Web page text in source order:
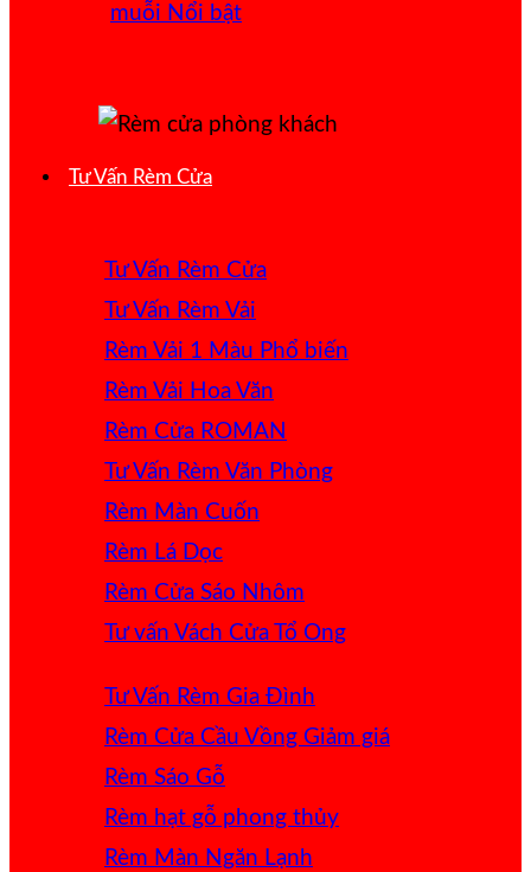
muỗi
Tư Vấn Rèm Cửa
Tư Vấn Rèm Cửa
Tư Vấn Rèm Vải
Rèm Vải 1 Màu
Rèm Vải Hoa Văn
Rèm Cửa ROMAN
Tư Vấn Rèm Văn Phòng
Rèm Màn Cuốn
Rèm Lá Dọc
Rèm Cửa Sáo Nhôm
Tư vấn Vách Cửa Tổ Ong
Tư Vấn Rèm Gia Đình
Rèm Cửa Cầu Vồng
Rèm Sáo Gỗ
Rèm hạt gỗ phong thủy
Rèm Màn Ngăn Lạnh